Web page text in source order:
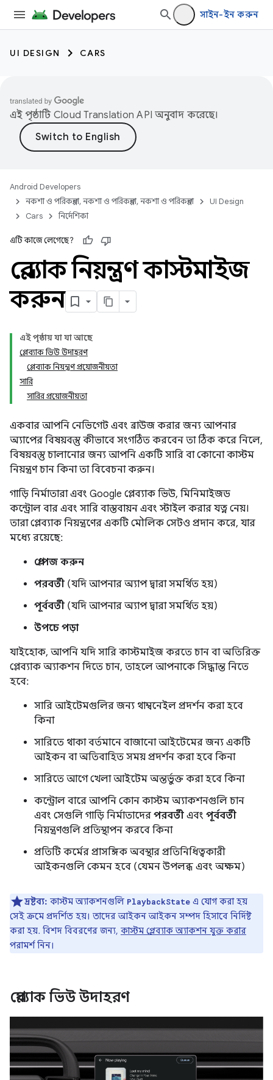
সাইন-ইন করুন
UI DESIGN CARS
এই পৃষ্ঠাটি Cloud Translation API অনুবাদ করেছে।
Android Developers
নকশা ও পরিকল্পনা, নকশা ও পরিকল্পনা, নকশা ও পরিকল্পনা
UI Design
Cars
নির্দেশিকা
এটি কাজে লেগেছে?
প্লেব্যাক নিয়ন্ত্রণ কাস্টমাইজ
করুন
এই পৃষ্ঠায় যা যা আছে
প্লেব্যাক ভিউ উদাহরণ
প্লেব্যাক নিয়ন্ত্রণ প্রয়োজনীয়তা
সারি
সারির প্রয়োজনীয়তা
একবার আপনি নেভিগেট এবং ব্রাউজ করার জন্য আপনার
অ্যাপের বিষয়বস্তু কীভাবে সংগঠিত করবেন তা ঠিক করে নিলে,
বিষয়বস্তু চালানোর জন্য আপনি একটি সারি বা কোনো কাস্টম
নিয়ন্ত্রণ চান কিনা তা বিবেচনা করুন।
গাড়ি নির্মাতারা এবং Google প্লেব্যাক ভিউ, মিনিমাইজড
কন্ট্রোল বার এবং সারি বাস্তবায়ন এবং স্টাইল করার যত্ন নেয়।
তারা প্লেব্যাক নিয়ন্ত্রণের একটি মৌলিক সেটও প্রদান করে, যার
মধ্যে রয়েছে:
প্লে/পজ করুন
পরবর্তী (যদি আপনার অ্যাপ দ্বারা সমর্থিত হয়)
পূর্ববর্তী (যদি আপনার অ্যাপ দ্বারা সমর্থিত হয়)
উপচে পড়া
যাইহোক, আপনি যদি সারি কাস্টমাইজ করতে চান বা অতিরিক্ত
প্লেব্যাক অ্যাকশন দিতে চান, তাহলে আপনাকে সিদ্ধান্ত নিতে
হবে:
সারি আইটেমগুলির জন্য থাম্বনেইল প্রদর্শন করা হবে
কিনা
সারিতে থাকা বর্তমানে বাজানো আইটেমের জন্য একটি
আইকন বা অতিবাহিত সময় প্রদর্শন করা হবে কিনা
সারিতে আগে খেলা আইটেম অন্তর্ভুক্ত করা হবে কিনা
কন্ট্রোল বারে আপনি কোন কাস্টম অ্যাকশনগুলি চান
এবং সেগুলি গাড়ি নির্মাতাদের পরবর্তী এবং পূর্ববর্তী
নিয়ন্ত্রণগুলি প্রতিস্থাপন করবে কিনা
প্রতিটি কর্মের প্রাসঙ্গিক অবস্থার প্রতিনিধিত্বকারী
আইকনগুলি কেমন হবে (যেমন উপলব্ধ এবং অক্ষম)
দ্রষ্টব্য: কাস্টম অ্যাকশনগুলি PlaybackState এ যোগ করা হয়
সেই ক্রমে প্রদর্শিত হয়। তাদের আইকন আইকন সম্পদ হিসাবে নির্দিষ্ট
করা হয়. বিশদ বিবরণের জন্য, কাস্টম প্লেব্যাক অ্যাকশন যুক্ত করার
পরামর্শ নিন।
প্লেব্যাক ভিউ উদাহরণ